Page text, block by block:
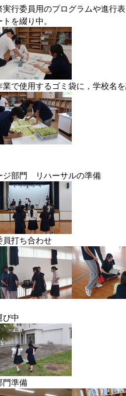
実行委員用のプログラムや進行
を綴り中。
業で使用するゴミ袋に，学校名
ジ部門 リハーサルの準備
員打ち合わせ
び中
門準備